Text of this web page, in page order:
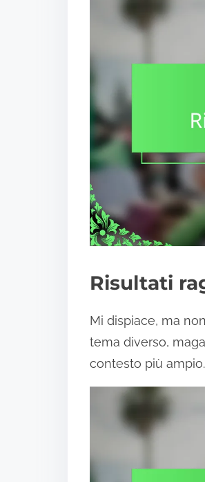
Risultati
Mi dispiace, ma
tema diverso,
contesto più